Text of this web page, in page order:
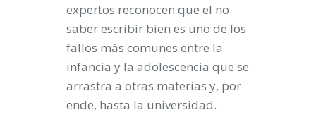
expertos reconocen que el no
saber escribir bien es uno de los
fallos más comunes entre la
infancia y la adolescencia que se
arrastra a otras materias y, por
ende, hasta la universidad.